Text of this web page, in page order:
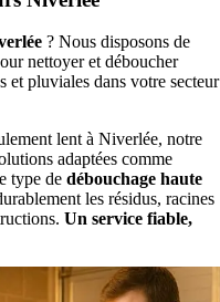
? Nous disposons de
nettoyer et déboucher
et pluviales dans votre secteur
lent à Niverlée, notre
adaptées comme
type de débouchage haute
les résidus, racines
Un service fiable,